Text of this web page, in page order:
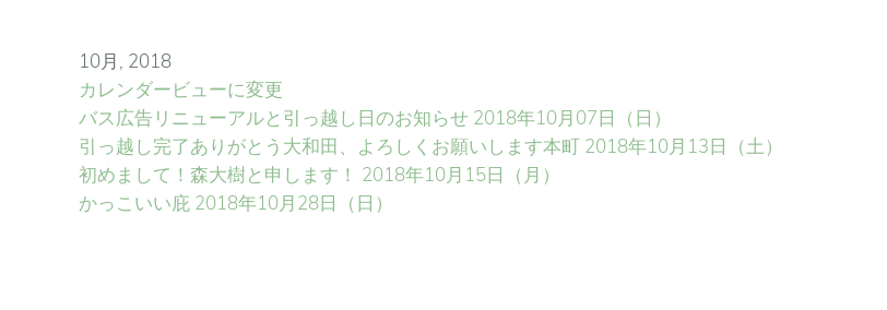
10月, 2018
カレンダービューに変更
バス広告リニューアルと引っ越し日のお知らせ 2018年10月07日（日）
引っ越し完了ありがとう大和田、よろしくお願いします本町 2018年10月13日（土）
初めまして！森大樹と申します！ 2018年10月15日（月）
かっこいい庇 2018年10月28日（日）